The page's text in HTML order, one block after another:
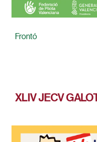
Frontó
XLIV JECV